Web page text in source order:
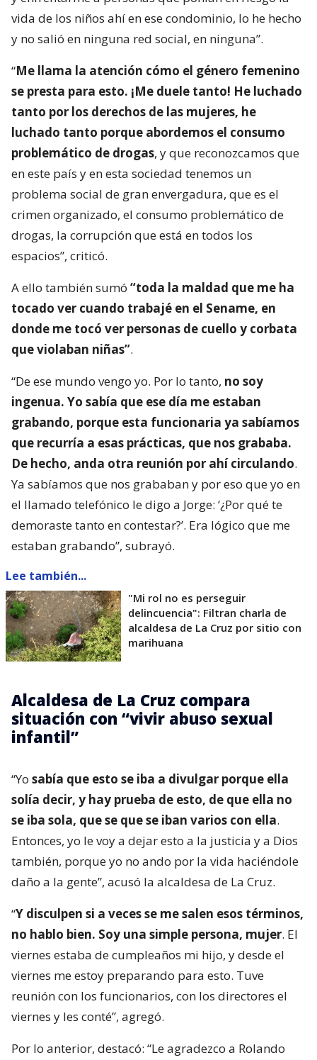
vida de los niños ahí en ese condominio, lo he hecho
y no salió en ninguna red social, en ninguna”.
“Me llama la atención cómo el género femenino
se presta para esto. ¡Me duele tanto! He luchado
tanto por los derechos de las mujeres, he
luchado tanto porque abordemos el consumo
problemático de drogas, y que reconozcamos que
en este país y en esta sociedad tenemos un
problema social de gran envergadura, que es el
crimen organizado, el consumo problemático de
drogas, la corrupción que está en todos los
espacios”, criticó.
A ello también sumó “toda la maldad que me ha
tocado ver cuando trabajé en el Sename, en
donde me tocó ver personas de cuello y corbata
que violaban niñas”.
“De ese mundo vengo yo. Por lo tanto, no soy
ingenua. Yo sabía que ese día me estaban
grabando, porque esta funcionaria ya sabíamos
que recurría a esas prácticas, que nos grababa.
De hecho, anda otra reunión por ahí circulando.
Ya sabíamos que nos grababan y por eso que yo en
el llamado telefónico le digo a Jorge: ‘¿Por qué te
demoraste tanto en contestar?’. Era lógico que me
estaban grabando”, subrayó.
Lee también...
"Mi rol no es perseguir
delincuencia": Filtran charla de
alcaldesa de La Cruz por sitio con
marihuana
Alcaldesa de La Cruz compara
situación con “vivir abuso sexual
infantil”
“Yo sabía que esto se iba a divulgar porque ella
solía decir, y hay prueba de esto, de que ella no
se iba sola, que se que se iban varios con ella.
Entonces, yo le voy a dejar esto a la justicia y a Dios
también, porque yo no ando por la vida haciéndole
daño a la gente”, acusó la alcaldesa de La Cruz.
“Y disculpen si a veces se me salen esos términos,
no hablo bien. Soy una simple persona, mujer. El
viernes estaba de cumpleaños mi hijo, y desde el
viernes me estoy preparando para esto. Tuve
reunión con los funcionarios, con los directores el
viernes y les conté”, agregó.
Por lo anterior, destacó: “Le agradezco a Rolando